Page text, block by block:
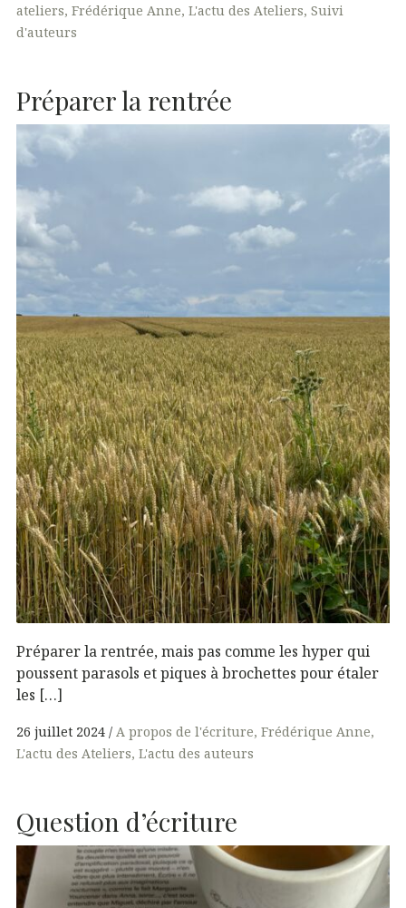
ateliers Frédérique Anne L'actu des Ateliers Suivi
d'auteurs
Préparer la rentrée
Préparer la rentrée, mais pas comme les hyper qui
poussent parasols et piques à brochettes pour étaler
les […]
26 juillet 2024 A propos de l'écriture Frédérique Anne
L'actu des Ateliers L'actu des auteurs
Question d’écriture